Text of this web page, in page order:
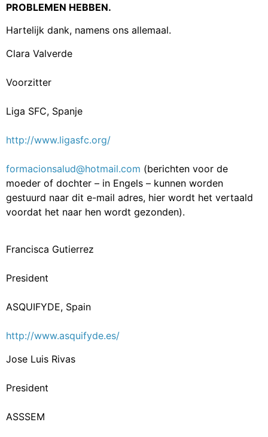
PROBLEMEN HEBBEN.
Hartelijk dank, namens ons allemaal.
Clara Valverde
Voorzitter
Liga SFC, Spanje
http://www.ligasfc.org/
formacionsalud@hotmail.com (berichten voor de
moeder of dochter – in Engels – kunnen worden
gestuurd naar dit e-mail adres, hier wordt het vertaald
voordat het naar hen wordt gezonden).
Francisca Gutierrez
President
ASQUIFYDE, Spain
http://www.asquifyde.es/
Jose Luis Rivas
President
ASSSEM